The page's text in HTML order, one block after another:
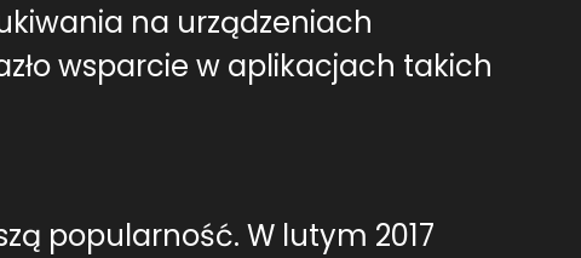
na urządzeniach
wsparcie w aplikacjach takich
popularność. W lutym 2017